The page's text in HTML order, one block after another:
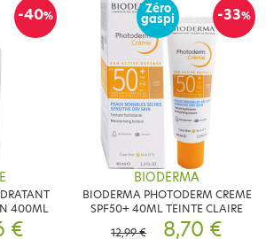
-40%
400ML
€
-33%
Zéro
gaspi
BIODERMA
BIODERMA PHOTODERM CREME
SPF50+ 40ML TEINTE CLAIRE
12,99 €
8,70 €